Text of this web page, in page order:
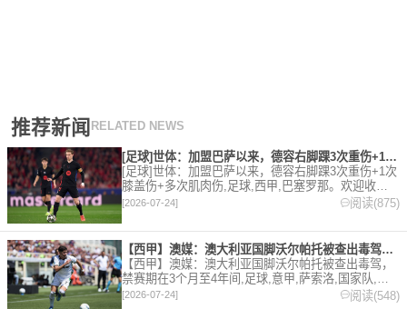
推荐新闻 RELATED NEWS
[足球]世体：加盟巴萨以来，德容右脚踝3次重伤+1次膝盖伤+
[足球]世体：加盟巴萨以来，德容右脚踝3次重伤+1次
膝盖伤+多次肌肉伤,足球,西甲,巴塞罗那。欢迎收藏
本站，24小时为你更新最新的足球，篮球体育资讯。
[2026-07-24] 阅读(875)
【西甲】澳媒：澳大利亚国脚沃尔帕托被查出毒驾，禁赛期在3个月
【西甲】澳媒：澳大利亚国脚沃尔帕托被查出毒驾，
禁赛期在3个月至4年间,足球,意甲,萨索洛,国家队,澳
大利亚,英超,西甲,德甲,法甲,五洲。欢迎收藏本站，
[2026-07-24] 阅读(548)